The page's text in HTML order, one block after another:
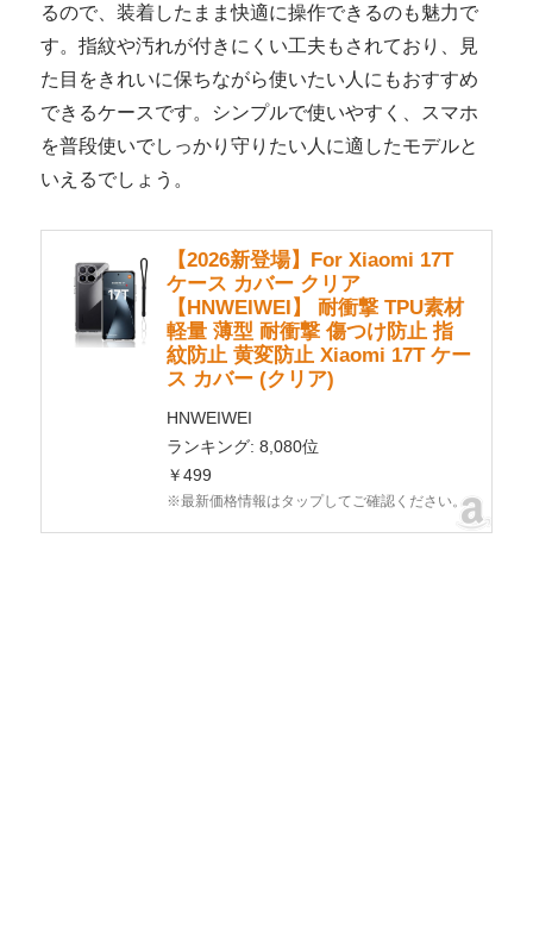
るので、装着したまま快適に操作できるのも魅力で
す。指紋や汚れが付きにくい工夫もされており、見
た目をきれいに保ちながら使いたい人にもおすすめ
できるケースです。シンプルで使いやすく、スマホ
を普段使いでしっかり守りたい人に適したモデルと
いえるでしょう。
【2026新登場】For Xiaomi 17T
ケース カバー クリア
【HNWEIWEI】 耐衝撃 TPU素材
軽量 薄型 耐衝撃 傷つけ防止 指
紋防止 黄変防止 Xiaomi 17T ケー
ス カバー (クリア)
HNWEIWEI
ランキング: 8,080位
￥499
※最新価格情報はタップしてご確認ください。